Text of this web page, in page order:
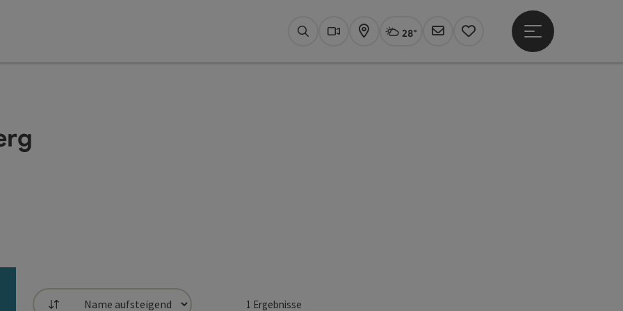
SuchenWebcams
KarteAktuelles Wetter Linz, wolkig
28°
Newsletter
Merkzettel
Hauptmenü öffnen
1 Ergebnisse